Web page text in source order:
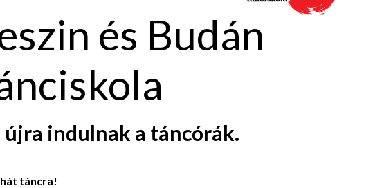
és Budán
újra indulnak a táncórák.
táncra!